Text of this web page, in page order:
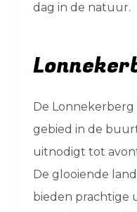
dag in de natuur.
De Lonnekerberg
gebied in de
uitnodigt tot
De glooiende
bieden prachtige